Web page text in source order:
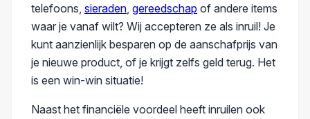
telefoons, sieraden gereedschap of andere items
waar je vanaf wilt? Wij accepteren ze als inruil! Je
kunt aanzienlijk besparen op de aanschafprijs van
je nieuwe product, of je krijgt zelfs geld terug. Het
is een win-win situatie!
Naast het financiële voordeel heeft inruilen ook